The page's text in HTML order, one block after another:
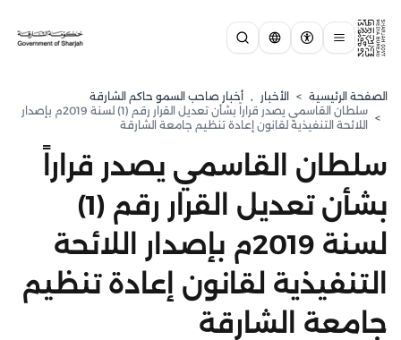
الصفحة الرئيسية > الأخبار , أخبار صاحب السمو حاكم الشارقة
>
سلطان القاسمي يصدر قراراً بشأن تعديل القرار رقم (1) لسنة 2019م بإصدار
اللائحة التنفيذية لقانون إعادة تنظيم جامعة الشارقة
سلطان القاسمي يصدر قراراً
بشأن تعديل القرار رقم (1)
لسنة 2019م بإصدار اللائحة
التنفيذية لقانون إعادة تنظيم
جامعة الشارقة